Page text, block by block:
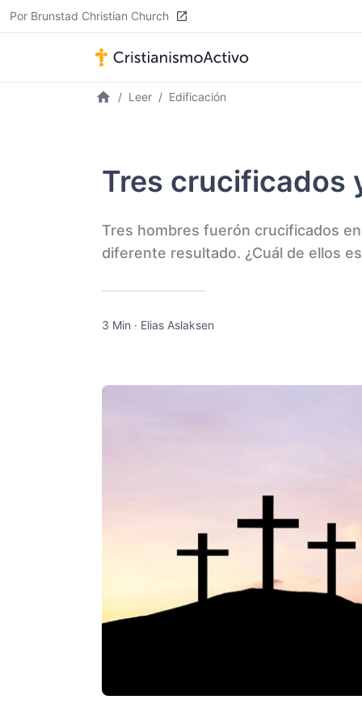
Por Brunstad Christian Church
Leer Edificación
Tres crucificados
Tres hombres fuerón crucificados
diferente resultado. ¿Cuál de ellos
3 Min · Elias Aslaksen